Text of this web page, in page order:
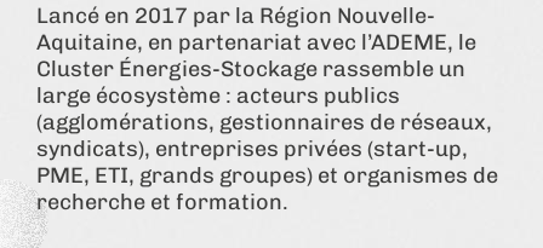
Lancé en 2017 par la Région Nouvelle-
Aquitaine, en partenariat avec l’ADEME, le
Cluster Énergies-Stockage rassemble un
large écosystème : acteurs publics
(agglomérations, gestionnaires de réseaux,
syndicats), entreprises privées (start-up,
PME, ETI, grands groupes) et organismes de
recherche et formation.